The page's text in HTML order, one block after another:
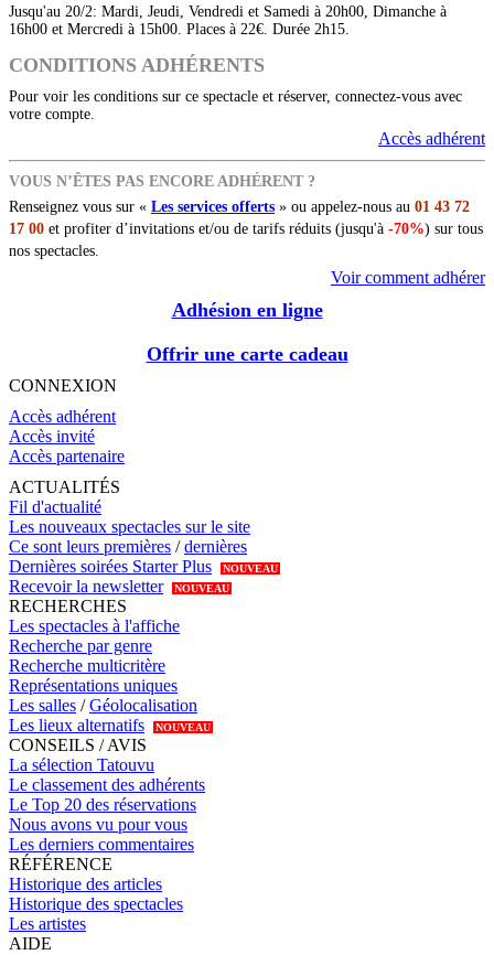
Jusqu'au 20/2: Mardi, Jeudi, Vendredi et Samedi à 20h00, Dimanche à
16h00 et Mercredi à 15h00. Places à 22€. Durée 2h15.
CONDITIONS ADHÉRENTS
Pour voir les conditions sur ce spectacle et réserver, connectez-vous avec
votre compte.
Accès adhérent
VOUS N’ÊTES PAS ENCORE ADHÉRENT ?
Renseignez vous sur « Les services offerts » ou appelez-nous au 01 43 72
17 00 et profiter d’invitations et/ou de tarifs réduits (jusqu'à -70%) sur tous
nos spectacles.
Voir comment adhérer
Adhésion en ligne
Offrir une carte cadeau
CONNEXION
Accès adhérent
Accès invité
Accès partenaire
ACTUALITÉS
Fil d'actualité
Les nouveaux spectacles sur le site
Ce sont leurs premières /dernières
Dernières soirées Starter Plus
NOUVEAU
Recevoir la newsletter NOUVEAU
RECHERCHES
Les spectacles à l'affiche
Recherche par genre
Recherche multicritère
Représentations uniques
Les salles /Géolocalisation
Les lieux alternatifs
NOUVEAU
CONSEILS / AVIS
La sélection Tatouvu
Le classement des adhérents
Le Top 20 des réservations
Nous avons vu pour vous
Les derniers commentaires
RÉFÉRENCE
Historique des articles
Historique des spectacles
Les artistes
AIDE